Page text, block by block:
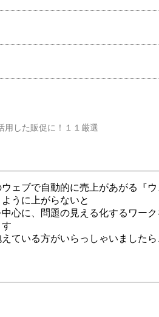
用した販促に！１１厳選
ェブで自動的に売上があがる『
うに上がらないと
心に、問題の見える化するワー
ている方がいらっしゃいましたら